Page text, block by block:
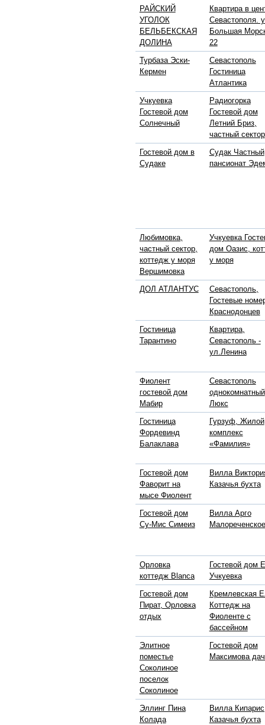
РАЙСКИЙ
УГОЛОК
БЕЛЬБЕКСКАЯ
ДОЛИНА
Квартира в
Севастополя.
Большая
22
Турбаза Эски-
Кермен
Севастополь
Гостиница
Атлантика
Учкуевка
Гостевой дом
Солнечный
Радиогорка
Гостевой дом
Летний Бриз,
частный сектор
Гостевой дом в
Судаке
Судак Частный
пансионат
Любимовка,
частный сектор,
коттедж у моря
Вершимовка
Учкуевка
дом Оазис,
у моря
ДОЛ АТЛАНТУС
Севастополь,
Гостевые
Краснодонцев
Гостиница
Тарантино
Квартира,
Севастополь -
ул.Ленина
Фиолент
гостевой дом
Мабир
Севастополь
однокомнатный
Люкс
Гостиница
Фордевинд
Балаклава
Гурзуф, Жилой
комплекс
«Фамилия»
Гостевой дом
Фаворит на
мысе Фиолент
Вилла
Казачья бухта
Гостевой дом
Су-Мис Симеиз
Вилла Арго
Малореченское
Орловка
коттедж Blanca
Гостевой дом
Учкуевка
Гостевой дом
Пират, Орловка
отдых
Кремлевская
Коттедж на
Фиоленте с
бассейном
Элитное
поместье
Соколиное
поселок
Соколиное
Гостевой дом
Максимова
Эллинг Пина
Колада
Вилла
Казачья бухта